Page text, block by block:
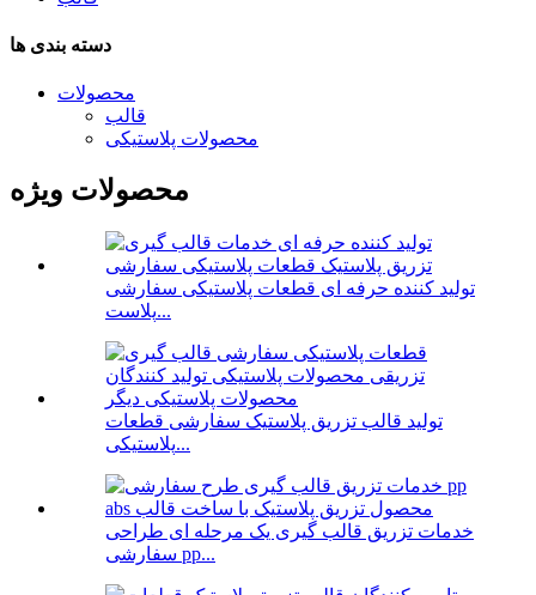
دسته بندی ها
محصولات
قالب
محصولات پلاستیکی
محصولات ویژه
تولید کننده حرفه ای قطعات پلاستیکی سفارشی
پلاست...
تولید قالب تزریق پلاستیک سفارشی قطعات
پلاستیکی...
خدمات تزریق قالب گیری یک مرحله ای طراحی
سفارشی pp...